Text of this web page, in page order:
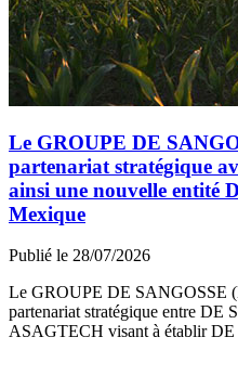
Le GROUPE DE
partenariat stratégique
ainsi une nouvelle entité
Mexique
Publié le 28/07/2026
Le GROUPE DE SANGOSSE
partenariat stratégique entre DE
ASAGTECH visant à établir